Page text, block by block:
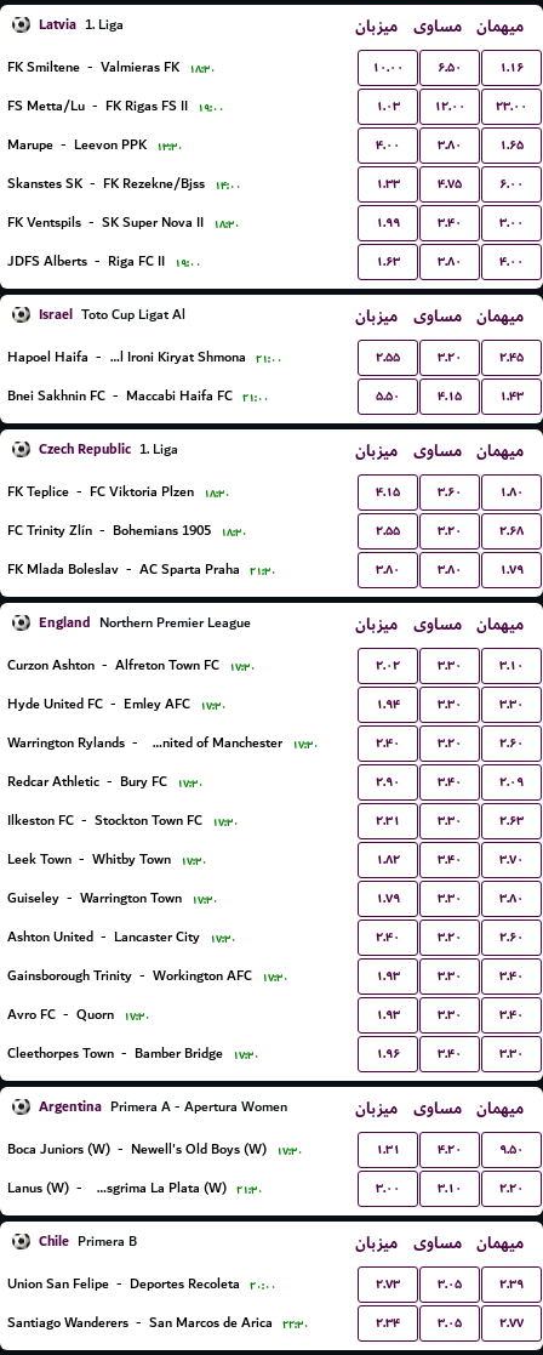
Latvia 1. Liga میزبان مساوی میهمان
FK Smiltene - Valmieras FK ۱۸:۳۰ ۱۰.۰۰ ۶.۵۰ ۱.۱۶
FS Metta/Lu - FK Rigas FS II ۱۹:۰۰ ۱.۰۳ ۱۲.۰۰ ۲۳.۰۰
Marupe - Leevon PPK ۱۳:۳۰ ۴.۰۰ ۳.۸۰ ۱.۶۵
Skanstes SK - FK Rezekne/Bjss ۱۴:۰۰ ۱.۳۳ ۴.۷۵ ۶.۰۰
FK Ventspils - SK Super Nova II ۱۸:۳۰ ۱.۹۹ ۳.۴۰ ۳.۰۰
JDFS Alberts - Riga FC II ۱۹:۰۰ ۱.۶۳ ۳.۸۰ ۴.۰۰
Israel Toto Cup Ligat Al میزبان مساوی میهمان
Hapoel Haifa - Hapoel Ironi Kiryat Shmona ۲۱:۰۰ ۲.۵۵ ۳.۲۰ ۲.۴۵
Bnei Sakhnin FC - Maccabi Haifa FC ۲۱:۰۰ ۵.۵۰ ۴.۱۵ ۱.۴۳
Czech Republic 1. Liga میزبان مساوی میهمان
FK Teplice - FC Viktoria Plzen ۱۸:۳۰ ۴.۱۵ ۳.۶۰ ۱.۸۰
FC Trinity Zlín - Bohemians 1905 ۱۸:۳۰ ۲.۵۵ ۳.۲۰ ۲.۶۸
FK Mlada Boleslav - AC Sparta Praha ۲۱:۳۰ ۳.۸۰ ۳.۸۰ ۱.۷۹
England Northern Premier League میزبان مساوی میهمان
Curzon Ashton - Alfreton Town FC ۱۷:۳۰ ۲.۰۲ ۳.۳۰ ۳.۱۰
Hyde United FC - Emley AFC ۱۷:۳۰ ۱.۹۴ ۳.۳۰ ۳.۳۰
Warrington Rylands - FC United of Manchester ۱۷:۳۰ ۲.۴۰ ۳.۲۰ ۲.۶۰
Redcar Athletic - Bury FC ۱۷:۳۰ ۲.۹۰ ۳.۴۰ ۲.۰۹
Ilkeston FC - Stockton Town FC ۱۷:۳۰ ۲.۳۱ ۳.۳۰ ۲.۶۳
Leek Town - Whitby Town ۱۷:۳۰ ۱.۸۲ ۳.۴۰ ۳.۷۰
Guiseley - Warrington Town ۱۷:۳۰ ۱.۷۹ ۳.۳۰ ۳.۸۰
Ashton United - Lancaster City ۱۷:۳۰ ۲.۴۰ ۳.۲۰ ۲.۶۰
Gainsborough Trinity - Workington AFC ۱۷:۳۰ ۱.۹۳ ۳.۳۰ ۳.۴۰
Avro FC - Quorn ۱۷:۳۰ ۱.۹۳ ۳.۳۰ ۳.۴۰
Cleethorpes Town - Bamber Bridge ۱۷:۳۰ ۱.۹۶ ۳.۴۰ ۳.۳۰
Argentina Primera A - Apertura Women میزبان مساوی میهمان
Boca Juniors (W) - Newell's Old Boys (W) ۱۷:۳۰ ۱.۳۱ ۴.۲۰ ۹.۵۰
Lanus (W) - Gimnasia Y Esgrima La Plata (W) ۲۱:۳۰ ۳.۰۰ ۳.۱۰ ۲.۲۰
Chile Primera B میزبان مساوی میهمان
Union San Felipe - Deportes Recoleta ۲۰:۰۰ ۲.۷۳ ۳.۰۵ ۲.۳۹
Santiago Wanderers - San Marcos de Arica ۲۲:۳۰ ۲.۳۴ ۳.۰۵ ۲.۷۷